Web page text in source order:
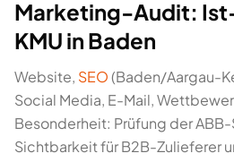
Marketing-Audit:
KMU in Baden
Website, SEO(Baden/Aargau-
Social Media, E-Mail,
Besonderheit: Prüfung der
Sichtbarkeit für B2B-Zulieferer